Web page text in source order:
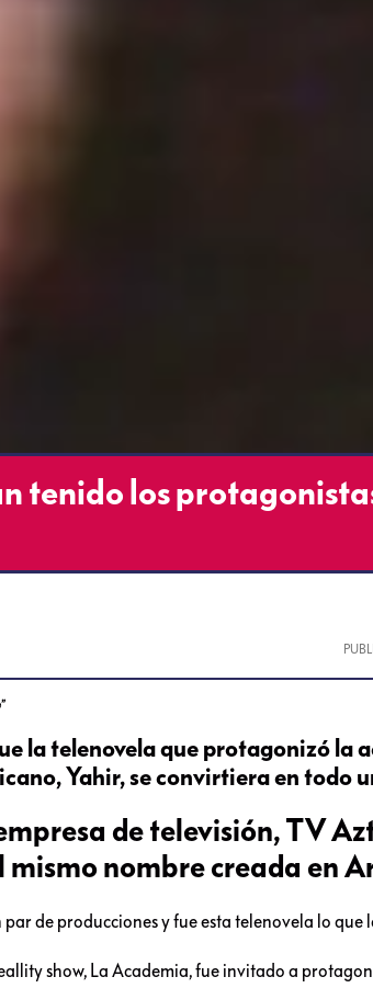
tenido los
la telenovela que protagonizó la
Yahir, se convirtiera en todo
de televisión, TV
mismo nombre creada en
de producciones y fue esta telenovela lo que
show, La Academia, fue invitado a